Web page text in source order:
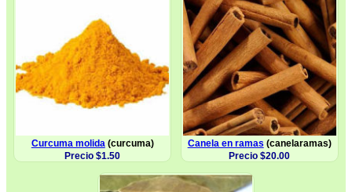
Curcuma molida (curcuma)
Precio $1.50
Canela en ramas (canelaramas)
Precio $20.00